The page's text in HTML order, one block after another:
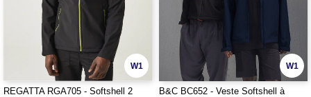
W1
REGATTA RGA705 - Softshell 2
W1
B&C BC652 - Veste Softshell à